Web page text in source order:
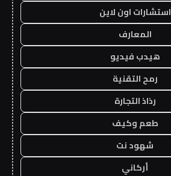
استشارات اون لاين
المعارف
هيدب فيديو
رمح التقنية
رذاذ التجارة
طعم وكيف
شهود نت
أركاني